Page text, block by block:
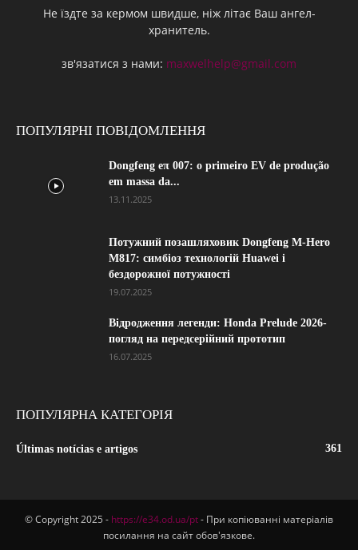
Не їздте за кермом швидше, ніж літає Ваш ангел-
хранитель.
зв'язатися з нами: maxwelhelp@gmail.com
ПОПУЛЯРНІ ПОВІДОМЛЕННЯ
Dongfeng eπ 007: o primeiro EV de produção
em massa da...
13.11.2025
Потужний позашляховик Dongfeng M-Hero
M817: симбіоз технологій Huawei і
бездорожної потужності
19.07.2025
Відродження легенди: Honda Prelude 2026-
погляд на передсерійний прототип
16.07.2025
ПОПУЛЯРНА КАТЕГОРІЯ
Últimas notícias e artigos 361
© Copyright 2025 - https://e34.od.ua/pt- При копіюванні матеріалів
посилання на сайт обов'язкове.